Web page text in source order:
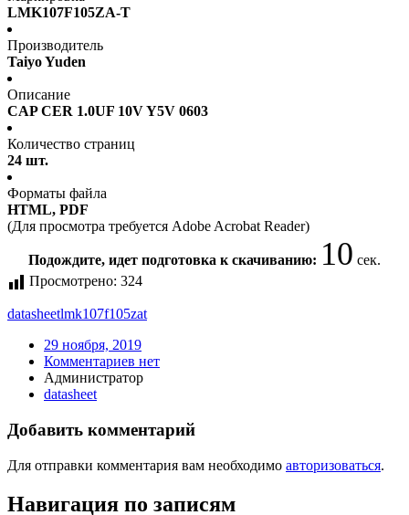
LMK107F105ZA-T
Производитель
Taiyo Yuden
Описание
CAP CER 1.0UF 10V Y5V 0603
Количество страниц
24 шт.
Форматы файла
HTML, PDF
(Для просмотра требуется Adobe Acrobat Reader)
Подождите, идет подготовка к скачиванию: 10 сек.
Просмотрено: 324
datasheetlmk107f105zat
29 ноября, 2019
Комментариев нет
Администратор
datasheet
Добавить комментарий
Для отправки комментария вам необходимо авторизоваться.
Навигация по записям